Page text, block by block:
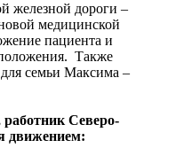
железной дороги –
медицинской
пациента и
Также
семьи Максима –
Северо-
движением: